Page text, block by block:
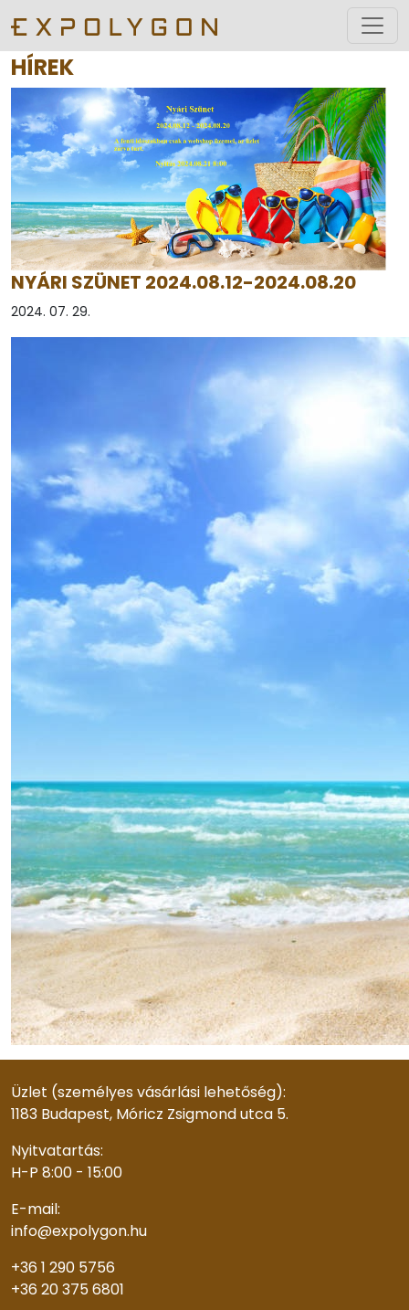
HÍREK
NYÁRI SZÜNET 2024.08.12-2024.08.20
2024. 07. 29.
Üzlet (személyes vásárlási lehetőség):
1183 Budapest, Móricz Zsigmond utca 5.
Nyitvatartás:
H-P 8:00 - 15:00
E-mail:
info@expolygon.hu
+36 1 290 5756
+36 20 375 6801